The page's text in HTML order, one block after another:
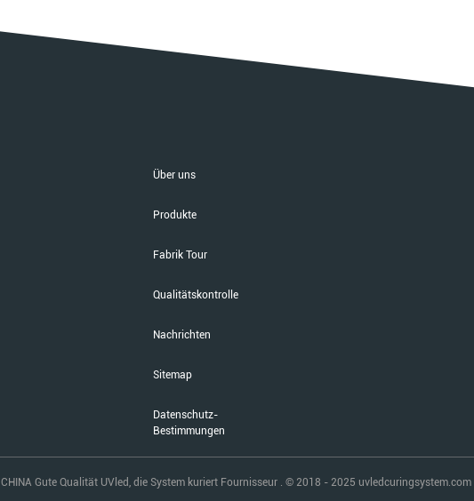
Über uns
Produkte
Fabrik Tour
Qualitätskontrolle
Nachrichten
Sitemap
Datenschutz-
Bestimmungen
CHINA Gute Qualität UVled, die System kuriert Fournisseur . © 2018 - 2025 uvledcuringsystem.com